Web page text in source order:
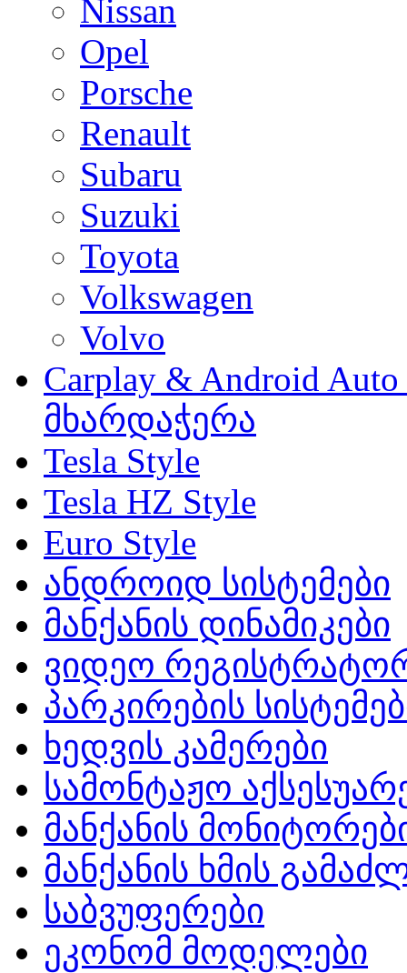
Nissan
Opel
Porsche
Renault
Subaru
Suzuki
Toyota
Volkswagen
Volvo
Carplay & Android
მხარდაჭერა
Tesla Style
Tesla HZ Style
Euro Style
ანდროიდ სისტემები
მანქანის დინამიკები
ვიდეო
პარკირების
ხედვის კამერები
სამონტაჟო
მანქანის
მანქანის ხმის
საბვუფერები
ეკონომ მოდელები